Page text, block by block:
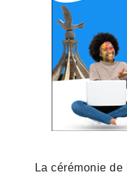
La cérémonie